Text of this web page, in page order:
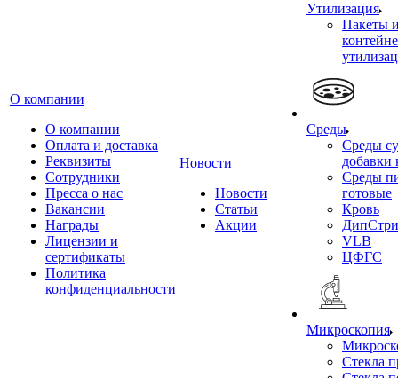
О компании
О компании
Оплата и доставка
Реквизиты
Сотрудники
Пресса о нас
Вакансии
Награды
Лицензии и
сертификаты
Политика
конфиденциальности
Новости
Новости
Статьи
Акции
Утилизация
Пакеты
Среды
Среды
добавки
Среды
готовые
Кровь
VLB
ЦФГС
Микроскопия
Стекла